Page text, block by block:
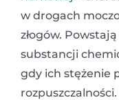
w drogach
złogów.
substancji
gdy ich stężenie